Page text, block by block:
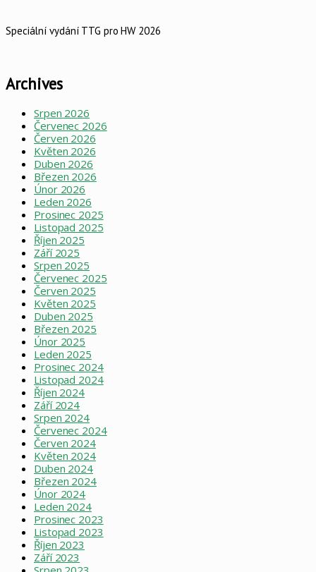
Speciální vydání TTG pro HW 2026
Archives
Srpen 2026
Červenec 2026
Červen 2026
Květen 2026
Duben 2026
Březen 2026
Únor 2026
Leden 2026
Prosinec 2025
Listopad 2025
Říjen 2025
Září 2025
Srpen 2025
Červenec 2025
Červen 2025
Květen 2025
Duben 2025
Březen 2025
Únor 2025
Leden 2025
Prosinec 2024
Listopad 2024
Říjen 2024
Září 2024
Srpen 2024
Červenec 2024
Červen 2024
Květen 2024
Duben 2024
Březen 2024
Únor 2024
Leden 2024
Prosinec 2023
Listopad 2023
Říjen 2023
Září 2023